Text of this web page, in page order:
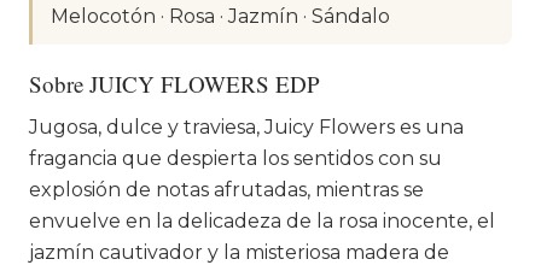
Melocotón · Rosa · Jazmín · Sándalo
Sobre JUICY FLOWERS EDP
Jugosa, dulce y traviesa, Juicy Flowers es una
fragancia que despierta los sentidos con su
explosión de notas afrutadas, mientras se
envuelve en la delicadeza de la rosa inocente, el
jazmín cautivador y la misteriosa madera de